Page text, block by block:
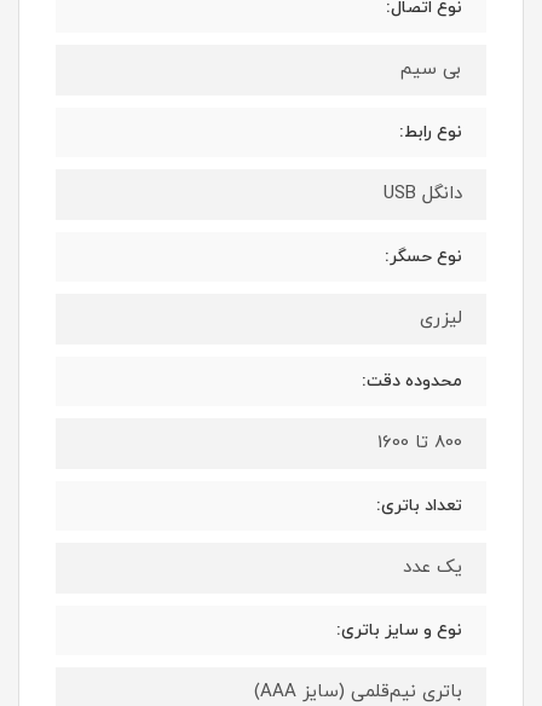
نوع اتصال:
بی سیم
نوع رابط:
دانگل USB
نوع حسگر:
لیزری
محدوده دقت:
800 تا 1600
تعداد باتری:
یک عدد
نوع و سایز باتری:
باتری نیم‌قلمی (سایز AAA)